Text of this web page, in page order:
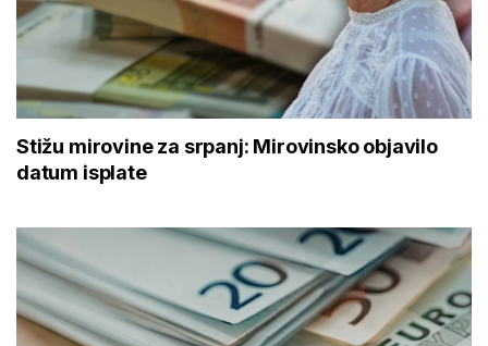
Stižu mirovine za srpanj: Mirovinsko objavilo
datum isplate